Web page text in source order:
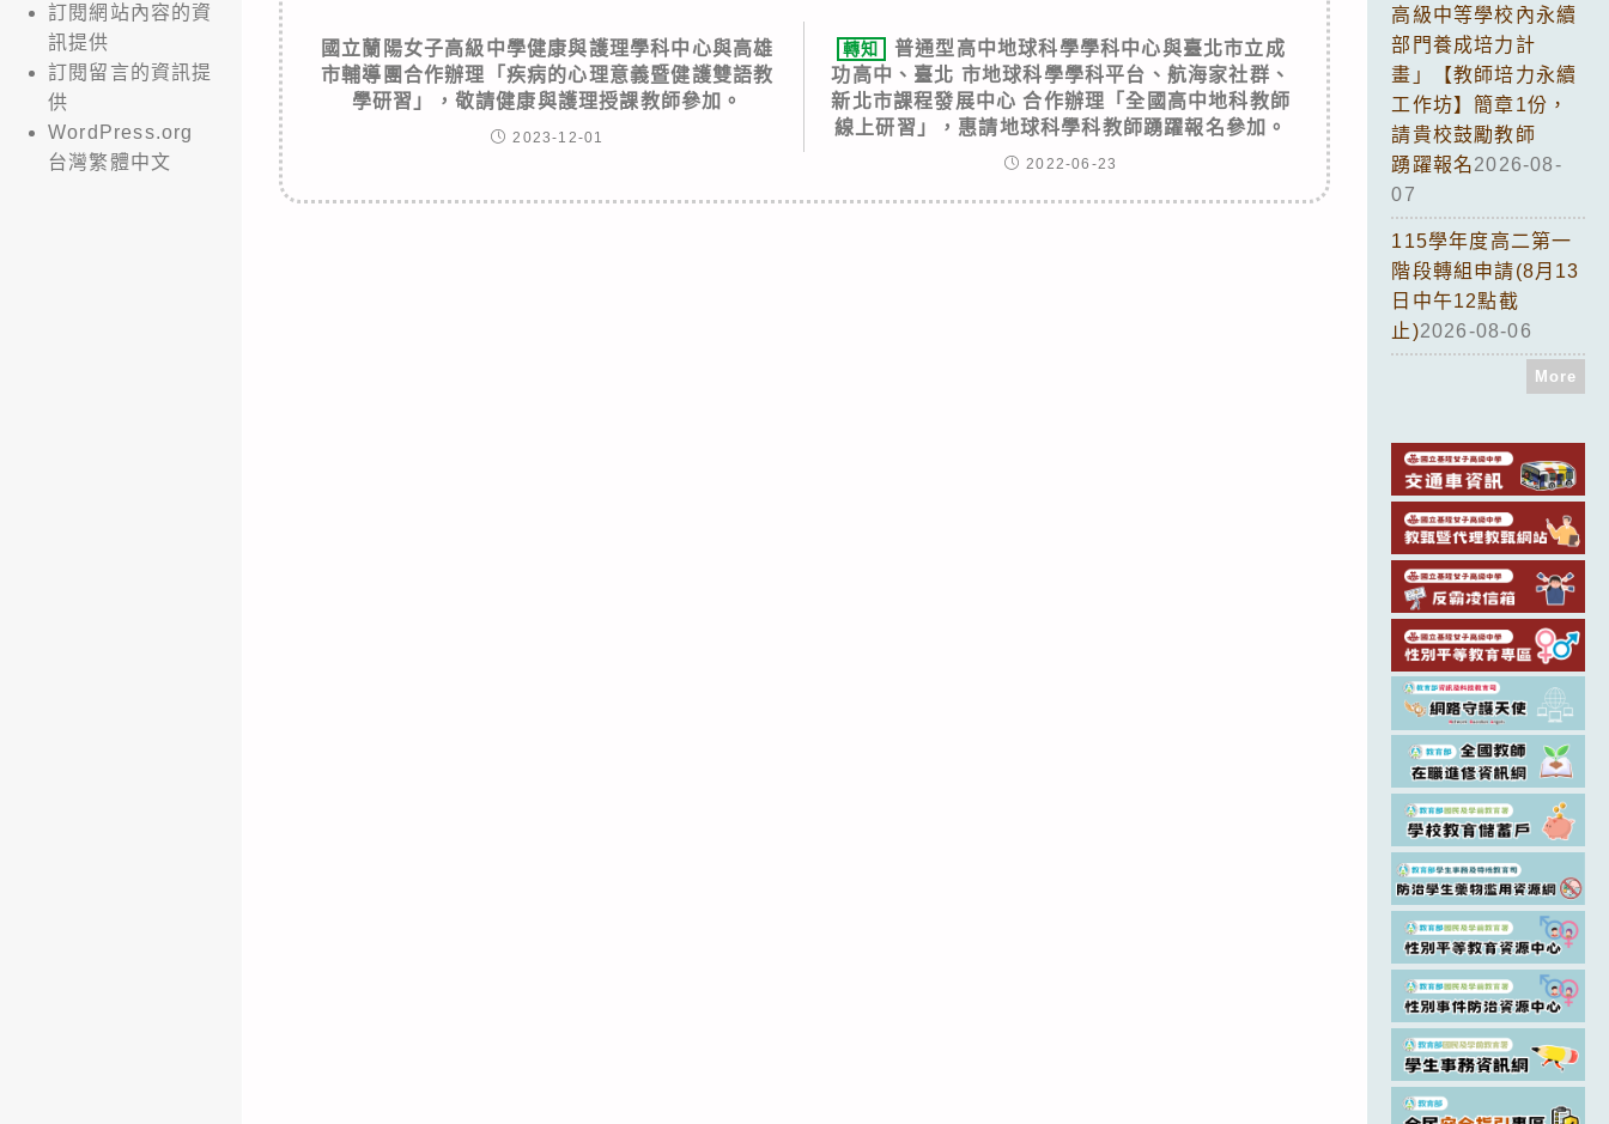
國立蘭陽女子高級中學健康與護理學科中心與高雄
市輔導團合作辦理「疾病的心理意義暨健護雙語教
學研習」，敬請健康與護理授課教師參加。
2023-12-01
轉知
普通型高中地球科學學科中心與臺北市立成
功高中、臺北 市地球科學學科平台、航海家社群、
新北市課程發展中心 合作辦理「全國高中地科教師
線上研習」，惠請地球科學科教師踴躍報名參加。
2022-06-23
訂閱網站內容的資
訊提供
訂閱留言的資訊提
供
WordPress.org
台灣繁體中文
高級中等學校內永續
部門養成培力計
畫」【教師培力永續
工作坊】簡章1份，
請貴校鼓勵教師
踴躍報名2026-08-
07
115學年度高二第一
階段轉組申請(8月13
日中午12點截
止)2026-08-06
More